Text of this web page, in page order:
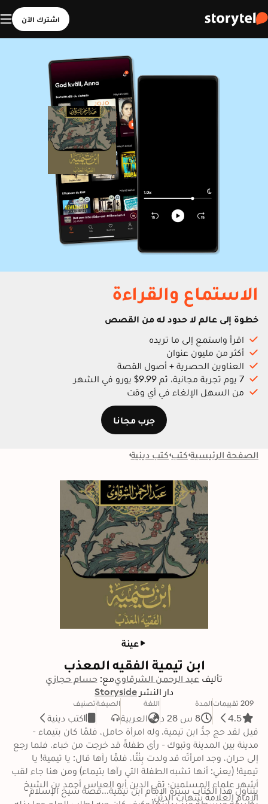
اشترك الآن
الاستماع والقراءة
خطوة إلى عالم لا حدود له من القصص
اقرأ واستمع إلى ما تريده
أكثر من مليون عنوان
العناوين الحصرية + أصول القصة
7 يوم تجربة مجانية، ثم 9.99$ يورو في الشهر
من السهل الإلغاء في أي وقت
جرب مجانا
الصفحة الرئيسية كتب كتب دينية
عينة
ابن تيمية الفقيه المعذب
تأليف عبد الرحمن الشرقاويمع: حسام حجازي
دار النشر Storyside
209 تقييمات
4.5
المدة
8 س 28 د
اللغة
العربية
الصيغةتصنيف
كتب دينية
الإمام العلامة شهاب الدين.
يتناول هذا الكتاب سيرة الإمام ابن تيمية...قصة شيخ الإسلام